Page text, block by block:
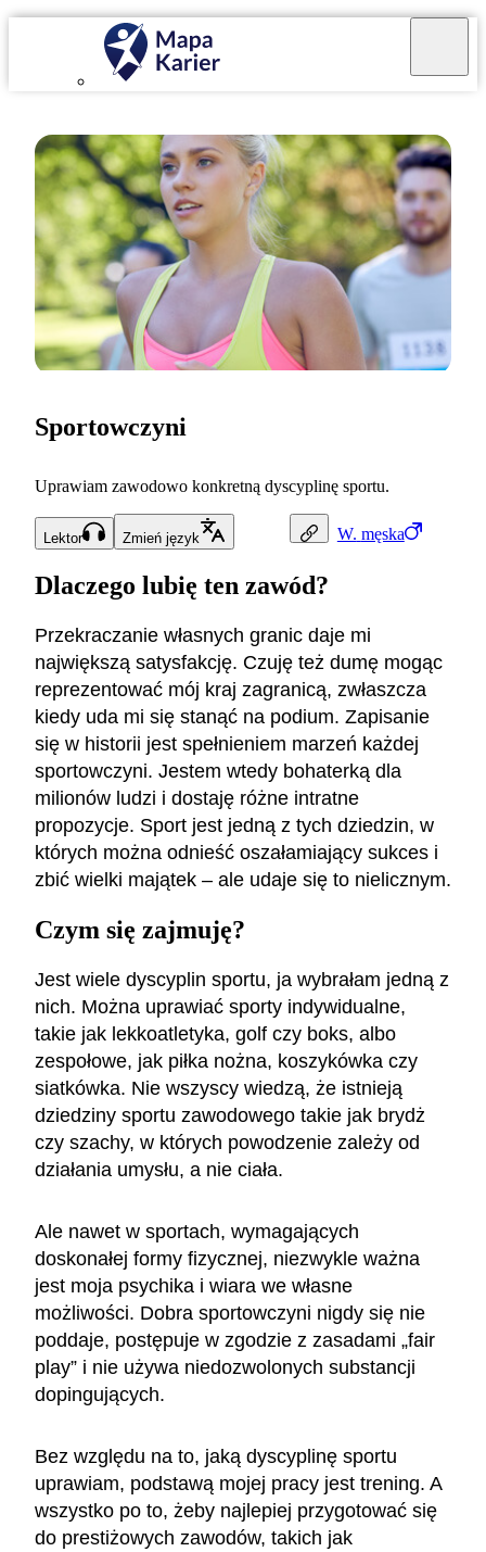
W. męska
Sportowczyni
Uprawiam zawodowo konkretną dyscyplinę sportu.
Lektor Zmień język
Dlaczego lubię ten zawód?
Przekraczanie własnych granic daje mi
największą satysfakcję. Czuję też dumę mogąc
reprezentować mój kraj zagranicą, zwłaszcza
kiedy uda mi się stanąć na podium. Zapisanie
się w historii jest spełnieniem marzeń każdej
sportowczyni. Jestem wtedy bohaterką dla
milionów ludzi i dostaję różne intratne
propozycje. Sport jest jedną z tych dziedzin, w
których można odnieść oszałamiający sukces i
zbić wielki majątek – ale udaje się to nielicznym.
Czym się zajmuję?
Jest wiele dyscyplin sportu, ja wybrałam jedną z
nich. Można uprawiać sporty indywidualne,
takie jak lekkoatletyka, golf czy boks, albo
zespołowe, jak piłka nożna, koszykówka czy
siatkówka. Nie wszyscy wiedzą, że istnieją
dziedziny sportu zawodowego takie jak brydż
czy szachy, w których powodzenie zależy od
działania umysłu, a nie ciała.
Ale nawet w sportach, wymagających
doskonałej formy fizycznej, niezwykle ważna
jest moja psychika i wiara we własne
możliwości. Dobra sportowczyni nigdy się nie
poddaje, postępuje w zgodzie z zasadami „fair
play” i nie używa niedozwolonych substancji
dopingujących.
Bez względu na to, jaką dyscyplinę sportu
uprawiam, podstawą mojej pracy jest trening. A
wszystko po to, żeby najlepiej przygotować się
do prestiżowych zawodów, takich jak